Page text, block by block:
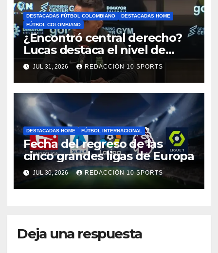
DESTACADAS FÚTBOL COLOMBIANO
DESTACADAS HOME
FÚTBOL COLOMBIANO
¿Encontró central derecho?
Lucas destaca el nivel de
Néider Parra
JUL 31, 2026 REDACCIÓN 10 SPORTS
DESTACADAS HOME FÚTBOL INTERNACIONAL
Fecha del regreso de las
cinco grandes ligas de Europa
JUL 30, 2026 REDACCIÓN 10 SPORTS
Deja una respuesta